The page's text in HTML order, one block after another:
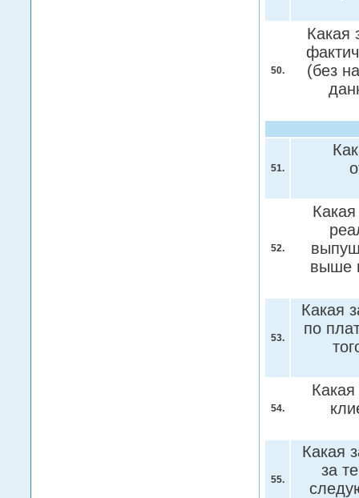
50.
Какая
(без
51.
52.
выше
53.
Какая
по
54.
Какая
55.
Какая
за